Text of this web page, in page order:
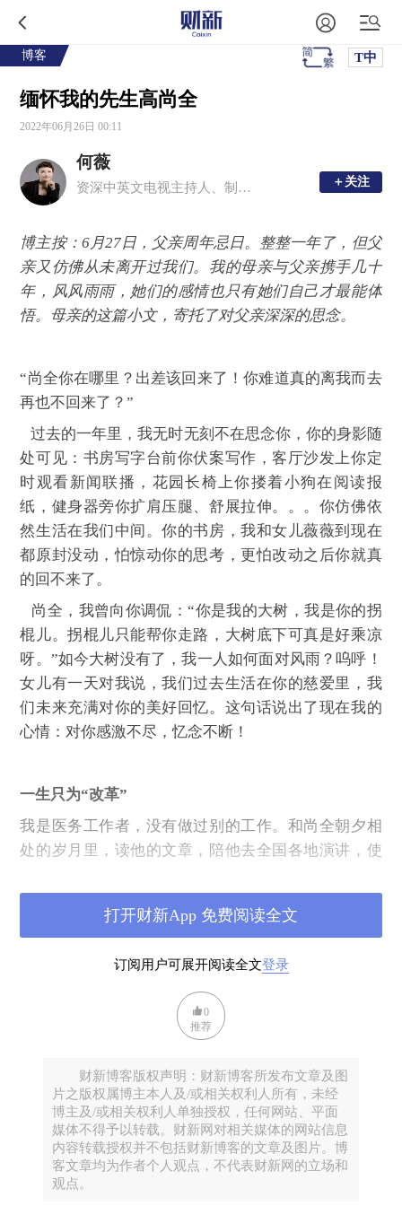
博客 T中
缅怀我的先生高尚全
2022年06月26日 00:11
何薇
资深中英文电视主持人、制作人 ＋关注
＋关注
博主按：6月27日，父亲周年忌日。整整一年了，但父
亲又仿佛从未离开过我们。我的母亲与父亲携手几十
年，风风雨雨，她们的感情也只有她们自己才最能体
悟。母亲的这篇小文，寄托了对父亲深深的思念。
“尚全你在哪里？出差该回来了！你难道真的离我而去
再也不回来了？”
过去的一年里，我无时无刻不在思念你，你的身影随
处可见：书房写字台前你伏案写作，客厅沙发上你定
时观看新闻联播，花园长椅上你搂着小狗在阅读报
纸，健身器旁你扩肩压腿、舒展拉伸。。。你仿佛依
然生活在我们中间。你的书房，我和女儿薇薇到现在
都原封没动，怕惊动你的思考，更怕改动之后你就真
的回不来了。
尚全，我曾向你调侃：“你是我的大树，我是你的拐
棍儿。拐棍儿只能帮你走路，大树底下可真是好乘凉
呀。”如今大树没有了，我一人如何面对风雨？呜呼！
女儿有一天对我说，我们过去生活在你的慈爱里，我
们未来充满对你的美好回忆。这句话说出了现在我的
心情：对你感激不尽，忆念不断！
一生只为“改革”
我是医务工作者，没有做过别的工作。和尚全朝夕相
处的岁月里，读他的文章，陪他去全国各地演讲，使
观、中等收入陷阱、财政和货币政策等等经济学概念
也耳濡目染、略知一二了。我逐渐明白中国经济改革
的践行者和政策制定的参与者又要面对多么大的压力
和阻力、肩负多么沉重的历史使命！他为此付出毕生
的心血和精力，我由衷敬佩他！
他的邮箱里要赶在报社的发稿截止前审阅修改。尚全
不顾正在倒时差，立即改稿，我也起床帮他。他边看
稿边口述修改意见，我充当秘书负责输入电脑，我俩
通宵达旦，终于在截稿前按时发稿。完成工作之后，
尚全高兴得像个孩子似的拍手欢笑。
订阅用户可展开阅读全文登录
打开财新App 免费阅读全文
0
推荐
财新博客版权声明：财新博客所发布文章及图
片之版权属博主本人及/或相关权利人所有，未经
博主及/或相关权利人单独授权，任何网站、平面
媒体不得予以转载。财新网对相关媒体的网站信息
内容转载授权并不包括财新博客的文章及图片。博
客文章均为作者个人观点，不代表财新网的立场和
观点。